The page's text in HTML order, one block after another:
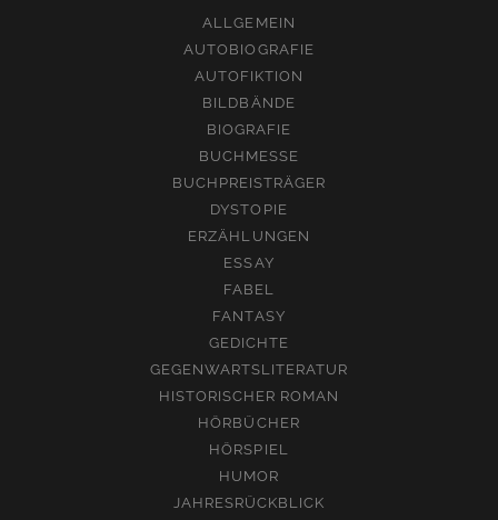
ALLGEMEIN
AUTOBIOGRAFIE
AUTOFIKTION
BILDBÄNDE
BIOGRAFIE
BUCHMESSE
BUCHPREISTRÄGER
DYSTOPIE
ERZÄHLUNGEN
ESSAY
FABEL
FANTASY
GEDICHTE
GEGENWARTSLITERATUR
HISTORISCHER ROMAN
HÖRBÜCHER
HÖRSPIEL
HUMOR
JAHRESRÜCKBLICK